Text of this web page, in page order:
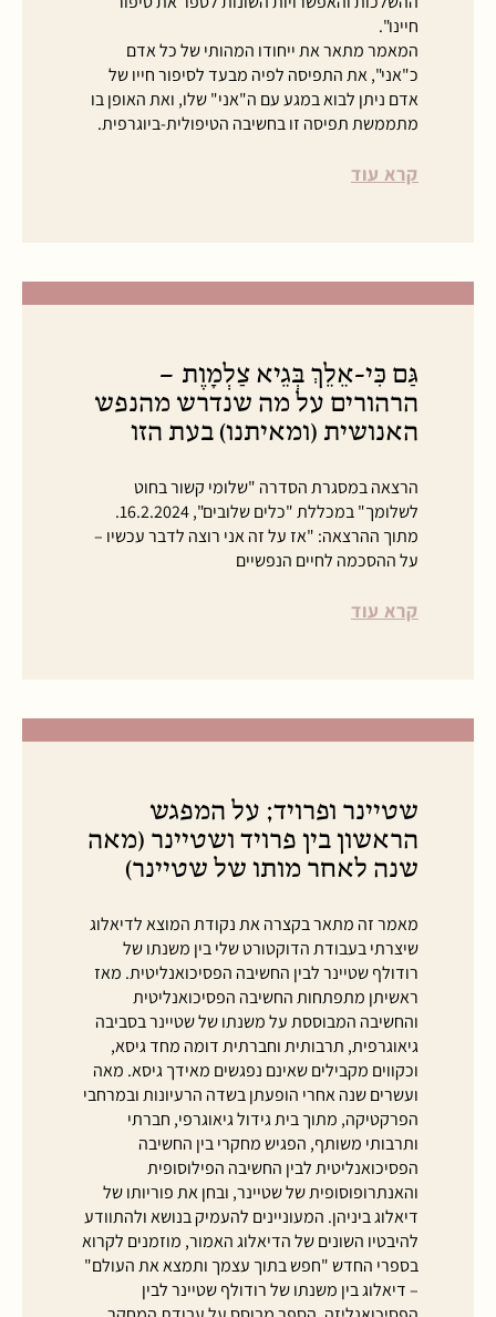
חיינו".
המאמר מתאר את ייחודו המהותי של כל אדם
כ"אני", את התפיסה לפיה מבעד לסיפור חייו של
אדם ניתן לבוא במגע עם ה"אני" שלו, ואת האופן בו
מתממשת תפיסה זו בחשיבה הטיפולית-ביוגרפית.
קרא עוד
גַּם כִּי-אֵלֵךְ בְּגֵיא צַלְמָוֶת –
הרהורים על מה שנדרש מהנפש
האנושית (ומאיתנו) בעת הזו
הרצאה במסגרת הסדרה "שלומי קשור בחוט
לשלומך" במכללת "כלים שלובים", 16.2.2024.
מתוך ההרצאה: "אז על זה אני רוצה לדבר עכשיו –
על ההסכמה לחיים הנפשיים
קרא עוד
שטיינר ופרויד; על המפגש
הראשון בין פרויד ושטיינר (מאה
שנה לאחר מותו של שטיינר)
מאמר זה מתאר בקצרה את נקודת המוצא לדיאלוג
שיצרתי בעבודת הדוקטורט שלי בין משנתו של
רודולף שטיינר לבין החשיבה הפסיכואנליטית. מאז
ראשיתן מתפתחות החשיבה הפסיכואנליטית
והחשיבה המבוססת על משנתו של שטיינר בסביבה
גיאוגרפית, תרבותית וחברתית דומה מחד גיסא,
וכקווים מקבילים שאינם נפגשים מאידך גיסא. מאה
ועשרים שנה אחרי הופעתן בשדה הרעיונות ובמרחבי
הפרקטיקה, מתוך בית גידול גיאוגרפי, חברתי
ותרבותי משותף, הפגיש מחקרי בין החשיבה
הפסיכואנליטית לבין החשיבה הפילוסופית
והאנתרופוסופית של שטיינר, ובחן את פוריותו של
דיאלוג ביניהן. המעוניינים להעמיק בנושא ולהתוודע
להיבטיו השונים של הדיאלוג האמור, מוזמנים לקרוא
בספרי החדש "חפש בתוך עצמך ותמצא את העולם"
– דיאלוג בין משנתו של רודולף שטיינר לבין